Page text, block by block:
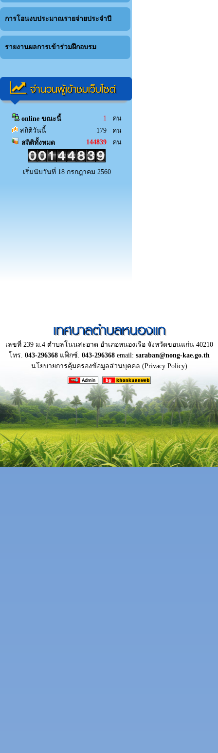
การโอนงบประมาณรายจ่ายประจำปี
รายงานผลการเข้าร่วมฝึกอบรม
จำนวนผู้เข้าชมเว็บไซต์
online ขณะนี้ 1 คน
สถิติวันนี้
179 คน
สถิติทั้งหมด
144839 คน
เริ่มนับวันที่ 18 กรกฎาคม 2560
เทศบาลตำบลหนองแก
เลขที่ 239 ม.4 ตำบลโนนสะอาด อำเภอหนองเรือ จังหวัดขอนแก่น 40210
โทร. 043-296368แฟ็กซ์. 043-296368email: saraban@nong-kae.go.th
นโยบายการคุ้มครองข้อมูลส่วนบุคคล (Privacy Policy)